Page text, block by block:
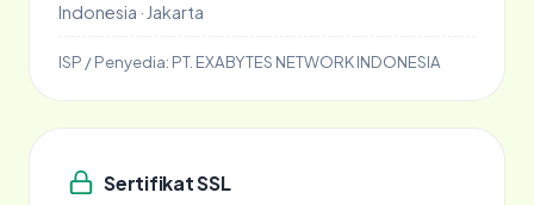
Indonesia · Jakarta
ISP / Penyedia: PT. EXABYTES NETWORK INDONESIA
Sertifikat SSL